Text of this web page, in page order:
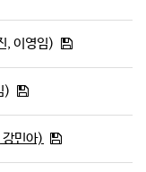
, 이영임)
)
민아)